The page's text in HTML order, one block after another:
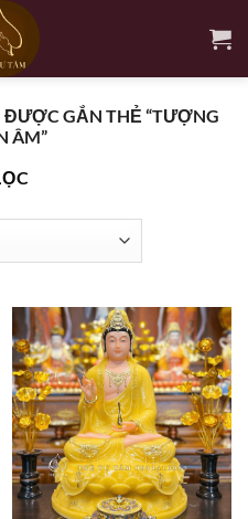
GẮN THẺ “TƯỢNG
ÂM”